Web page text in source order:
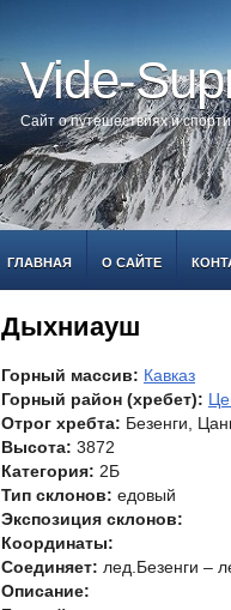
Vide-
Сайт о путешествиях и
ГЛАВНАЯ О САЙТЕ
Дыхниауш
Горный массив: Кавказ
Горный район (хребет):
Отрог хребта: Безенги,
Высота: 3872
Категория: 2Б
Тип склонов: едовый
Экспозиция склонов:
Координаты:
Соединяет: лед.Безенги –
Описание: